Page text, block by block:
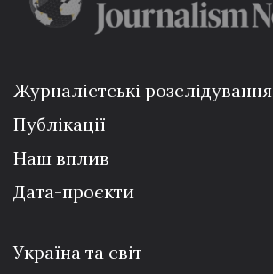
Журналістські розслідування
Публікації
Наш вплив
Дата-проєкти
Україна та світ